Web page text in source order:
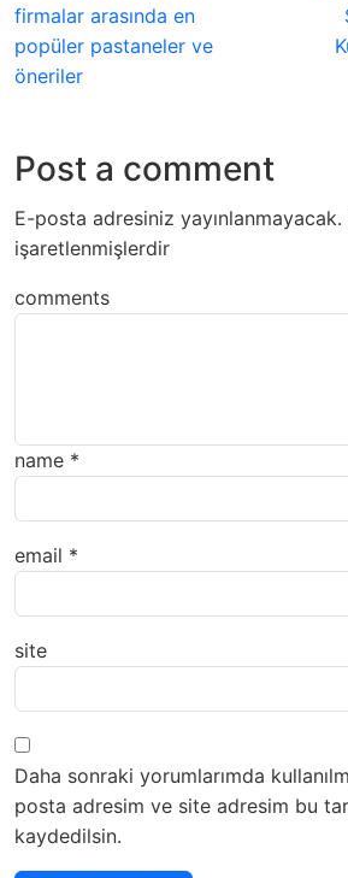
firmalar arasında en
popüler pastaneler ve
öneriler
Post a comment
E-posta adresiniz yayınlanmayacak.
işaretlenmişlerdir
comments
name *
email *
site
Daha sonraki yorumlarımda
posta adresim ve site adresim bu
kaydedilsin.